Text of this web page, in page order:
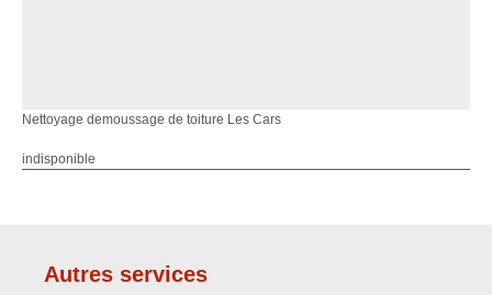
Nettoyage demoussage de toiture Les Cars
indisponible
Autres services